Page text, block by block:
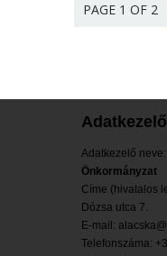
PAGE 1 OF 2